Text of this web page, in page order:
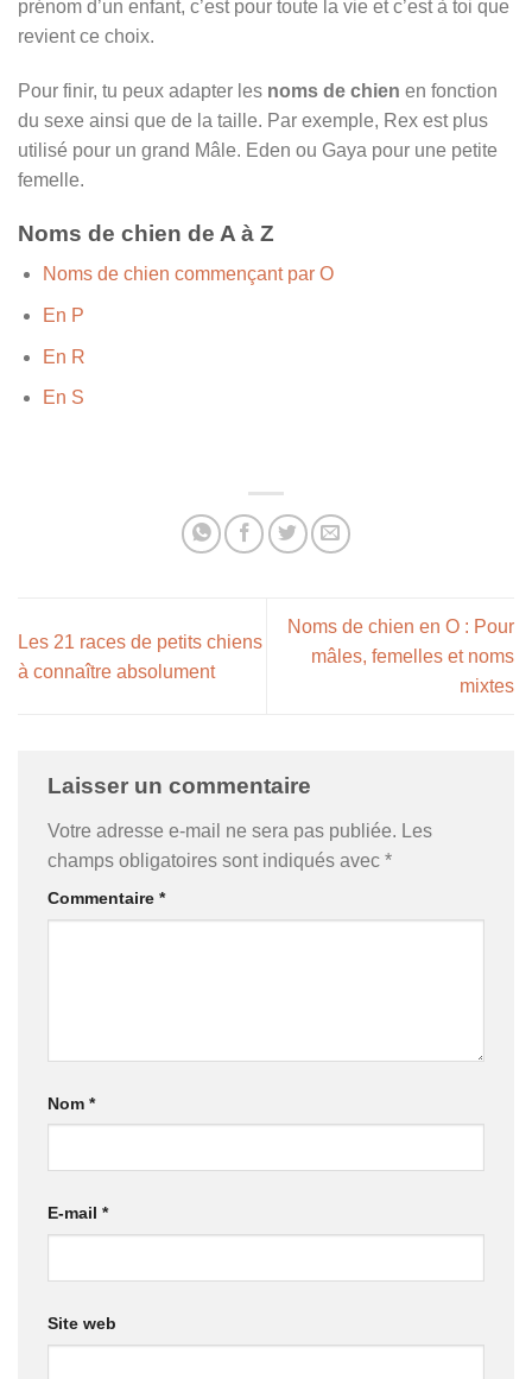
prénom d’un enfant, c’est pour toute la vie et c’est à toi que
revient ce choix.
Pour finir, tu peux adapter les noms de chien en fonction
du sexe ainsi que de la taille. Par exemple, Rex est plus
utilisé pour un grand Mâle. Eden ou Gaya pour une petite
femelle.
Noms de chien de A à Z
Noms de chien commençant par O
En P
En R
En S
Les 21 races de petits chiens
à connaître absolument
Noms de chien en O : Pour
mâles, femelles et noms
mixtes
Laisser un commentaire
Votre adresse e-mail ne sera pas publiée. Les
champs obligatoires sont indiqués avec *
Commentaire *
Nom *
E-mail *
Site web